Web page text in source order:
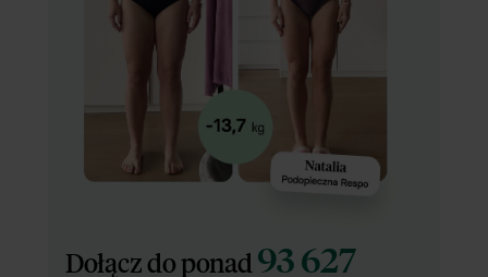
Dołącz do ponad93 627